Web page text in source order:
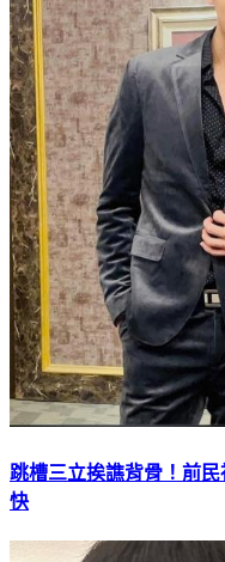
跳槽三立挨譙背骨！前
快